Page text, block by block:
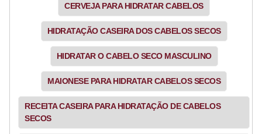
CERVEJA PARA HIDRATAR CABELOS
HIDRATAÇÃO CASEIRA DOS CABELOS SECOS
HIDRATAR O CABELO SECO MASCULINO
MAIONESE PARA HIDRATAR CABELOS SECOS
RECEITA CASEIRA PARA HIDRATAÇÃO DE CABELOS
SECOS